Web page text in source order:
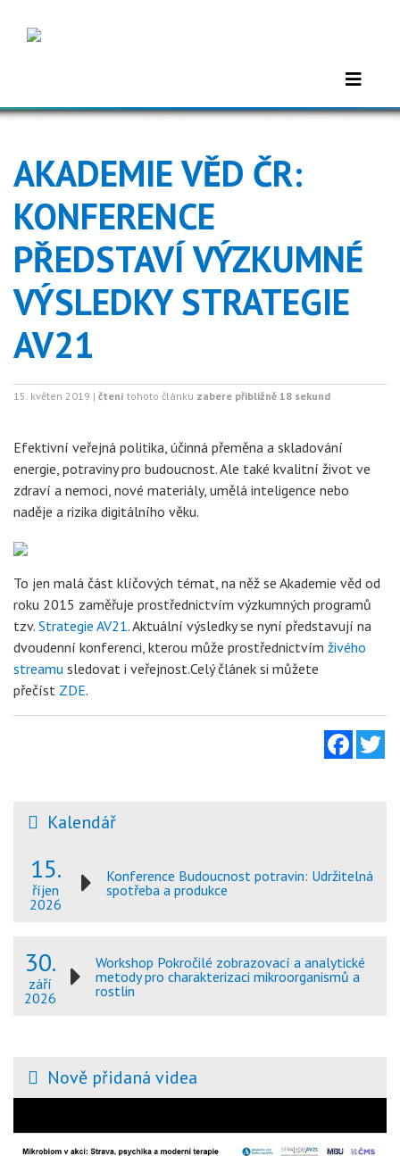
AKADEMIE VĚD ČR:
KONFERENCE
PŘEDSTAVÍ VÝZKUMNÉ
VÝSLEDKY STRATEGIE
AV21
15. květen 2019 | čtení tohoto článku zabere přibližně 18 sekund
Efektivní veřejná politika, účinná přeměna a skladování
energie, potraviny pro budoucnost. Ale také kvalitní život ve
zdraví a nemoci, nové materiály, umělá inteligence nebo
naděje a rizika digitálního věku.
To jen malá část klíčových témat, na něž se Akademie věd od
roku 2015 zaměřuje prostřednictvím výzkumných programů
tzv. Strategie AV21. Aktuální výsledky se nyní představují na
dvoudenní konferenci, kterou může prostřednictvím živého
streamu sledovat i veřejnost.Celý článek si můžete
přečíst ZDE.
Kalendář
15.
říjen
2026
Konference Budoucnost potravin: Udržitelná
spotřeba a produkce
30.
září
2026
Workshop Pokročilé zobrazovací a analytické
metody pro charakterizaci mikroorganismů a
rostlin
Nově přidaná videa